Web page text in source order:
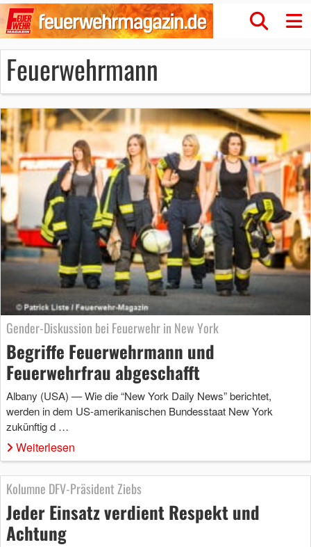
Feuerwehrmann
Gender-Diskussion bei Feuerwehr in New York
Begriffe Feuerwehrmann und
Feuerwehrfrau abgeschafft
Albany (USA) — Wie die “New York Daily News” berichtet,
werden in dem US-amerikanischen Bundesstaat New York
zukünftig d …
Weiterlesen
Kolumne DFV-Präsident Ziebs
Jeder Einsatz verdient Respekt und
Achtung